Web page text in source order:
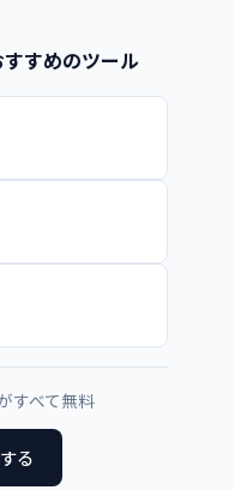
すめのツール
すべて無料
る